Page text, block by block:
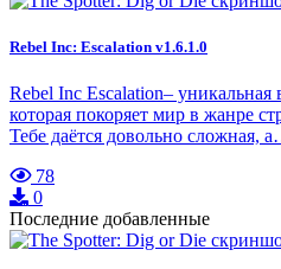
Rebel Inc: Escalation v1.6.1.0
Rebel Inc Escalation–
которая покоряет мир в жанре
Тебе даётся довольно сложная,
78
0
Последние добавленные